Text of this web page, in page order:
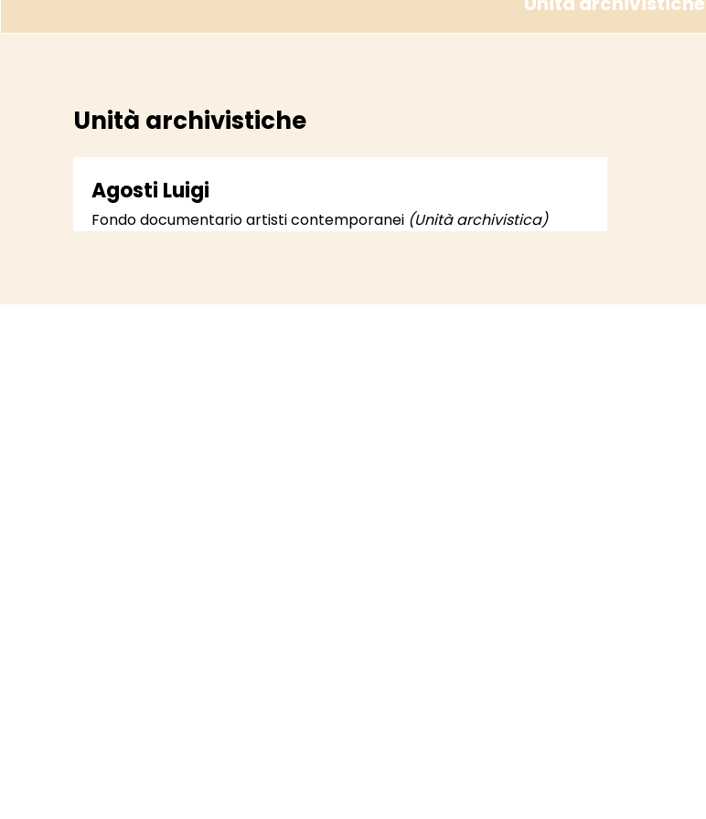
Unità archivistiche
Agosti Luigi
Fondo documentario artisti contemporanei (Unità archivistica)